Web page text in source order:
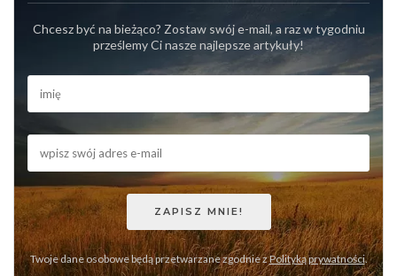
Chcesz być na bieżąco? Zostaw swój e-mail, a raz w tygodniu
prześlemy Ci nasze najlepsze artykuły!
Twoje dane osobowe będą przetwarzane zgodnie zPolityką prywatności.